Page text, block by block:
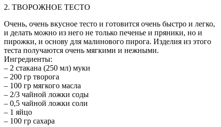
2. ТВОРОЖНОЕ ТЕСТО
Очень, очень вкусное тесто и готовится очень быстро и легко,
и делать можно из него не только печенье и пряники, но и
пирожки, и основу для малинового пирога. Изделия из этого
теста получаются очень мягкими и нежными.
Ингредиенты:
– 2 стакана (250 мл) муки
– 200 гр творога
– 100 гр мягкого масла
– 2/3 чайной ложки соды
– 0,5 чайной ложки соли
– 1 яйцо
– 100 гр сахара